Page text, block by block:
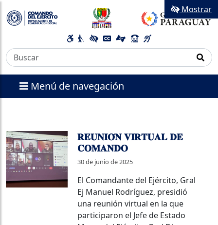
Menú de navegación
Mostrar
𝐑𝐄𝐔𝐍𝐈𝐎́𝐍 𝐕𝐈𝐑𝐓𝐔𝐀𝐋 𝐃𝐄
𝐂𝐎𝐌𝐀𝐍𝐃𝐎
30 de junio de 2025
El Comandante del Ejército, Gral
Ej Manuel Rodríguez, presidió
una reunión virtual en la que
participaron el Jefe de Estado